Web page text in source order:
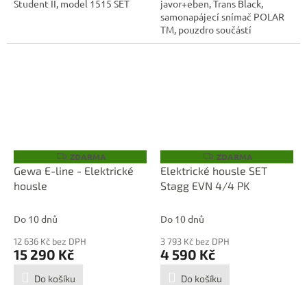
Student II, model 1515 SET
javor+eben, Trans Black,
samonapájecí snímač POLAR
TM, pouzdro součástí
Z
D
A
ZDARMA
Gewa E-line - Elektrické
housle
Do 10 dnů
12 636 Kč bez DPH
15 290 Kč
Do košíku
Z
D
A
R
ZDARMA
Elektrické housle SET
Stagg EVN 4/4 PK
Do 10 dnů
3 793 Kč bez DPH
4 590 Kč
Do košíku